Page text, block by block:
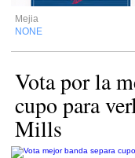
Mejia
NONE
Vota por la
cupo para
Mills